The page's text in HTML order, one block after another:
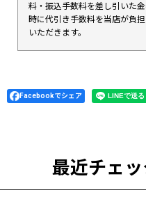
料・振込手数料を差し引いた
時に代引き手数料を当店が負
いただきます。
Facebookでシェア
最近チェ